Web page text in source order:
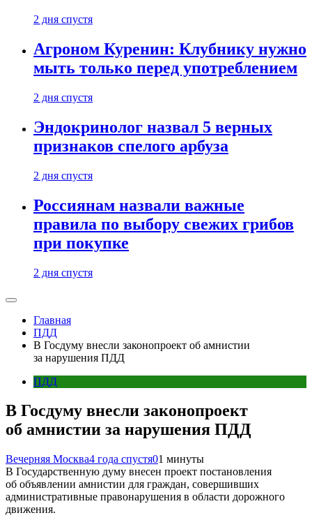
2 дня спустя
Агроном Куренин: Клубнику нужно
мыть только перед употреблением
2 дня спустя
Эндокринолог назвал 5 верных
признаков спелого арбуза
2 дня спустя
Россиянам назвали важные
правила по выбору свежих грибов
при покупке
2 дня спустя
Главная
ПДД
В Госдуму внесли законопроект об амнистии
за нарушения ПДД
ПДД
В Госдуму внесли законопроект
об амнистии за нарушения ПДД
Вечерняя Москва4 года спустя01 минуты
В Государственную думу внесен проект постановления
об объявлении амнистии для граждан, совершивших
административные правонарушения в области дорожного
движения.